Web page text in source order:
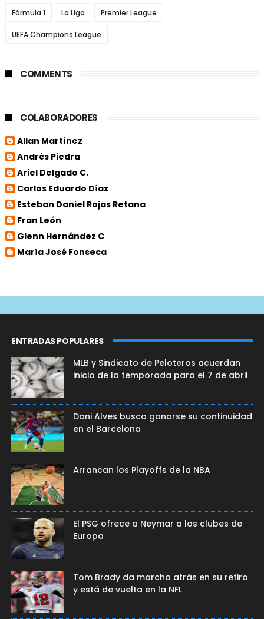
Fórmula 1 La Liga Premier League
UEFA Champions League
COMMENTS
COLABORADORES
Allan Martínez
Andrés Piedra
Ariel Delgado C.
Carlos Eduardo Díaz
Esteban Daniel Rojas Retana
Fran León
Glenn Hernández C
María José Fonseca
ENTRADAS POPULARES
MLB y Sindicato de Peloteros acuerdan
inicio de la temporada para el 7 de abril
Dani Alves busca ganarse su continuidad
en el Barcelona
Arrancan los Playoffs de la NBA
El PSG ofrece a Neymar a los clubes de
Europa
Tom Brady da marcha atrás en su retiro
y está de vuelta en la NFL